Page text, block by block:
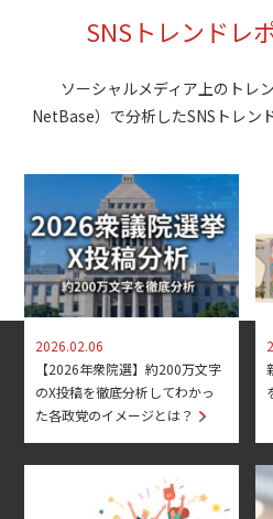
SNSトレンドレ
ソーシャルメディア上のトレ
NetBase）で分析したSNSトレン
2026.02.06
【2026年衆院選】約200万文字
のX投稿を徹底分析してわかっ
た各政党のイメージとは？